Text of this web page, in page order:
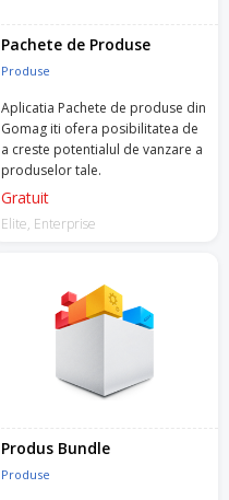
Pachete de Produse
Produse
Aplicatia Pachete de produse din
Gomag iti ofera posibilitatea de
a creste potentialul de vanzare a
produselor tale.
Gratuit
Elite, Enterprise
Produs Bundle
Produse